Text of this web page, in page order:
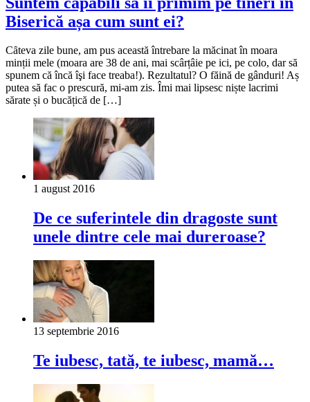
Biserică așa cum sunt ei?
Cȃteva zile bune, am pus această întrebare la măcinat în moara
minții mele (moara are 38 de ani, mai scârțâie pe ici, pe colo, dar să
spunem că încă îşi face treaba!). Rezultatul? O făină de gânduri! Aș
putea să fac o prescură, mi-am zis. Îmi mai lipsesc niște lacrimi
sărate și o bucățică de […]
1 august 2016
De ce suferintele din dragoste sunt
unele dintre cele mai dureroase?
13 septembrie 2016
Te iubesc, tată, te iubesc, mamă…